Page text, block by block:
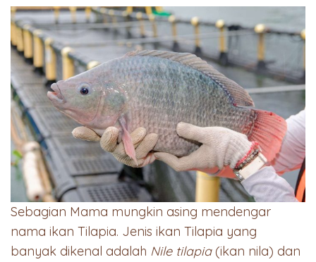
Sebagian Mama mungkin asing mendengar
nama ikan Tilapia. Jenis ikan Tilapia yang
banyak dikenal adalah Nile tilapia (ikan nila) dan